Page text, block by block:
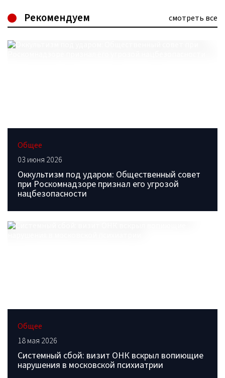
Рекомендуем смотреть все
Общее
03 июня 2026
Оккультизм под ударом: Общественный совет
при Роскомнадзоре признал его угрозой
нацбезопасности
Общее
18 мая 2026
Системный сбой: визит ОНК вскрыл вопиющие
нарушения в московской психиатрии